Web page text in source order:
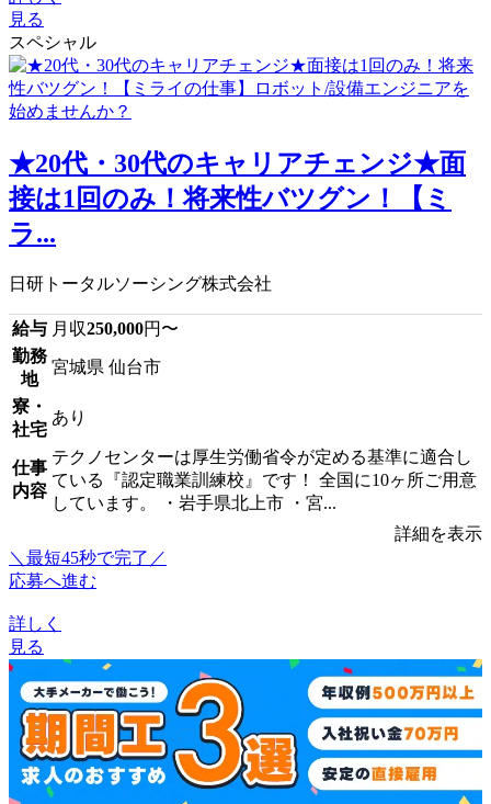
見る
スペシャル
★20代・30代のキャリアチェンジ★面
接は1回のみ！将来性バツグン！【ミ
ラ...
日研トータルソーシング株式会社
給与 月収250,000円〜
勤務
地
宮城県 仙台市
寮・
社宅
あり
仕事
内容
テクノセンターは厚生労働省令が定める基準に適合し
ている『認定職業訓練校』です！ 全国に10ヶ所ご用意
しています。 ・岩手県北上市 ・宮...
詳細を表示
＼最短45秒で完了／
応募へ進む
詳しく
見る